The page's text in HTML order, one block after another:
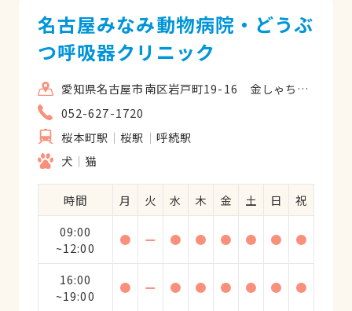
名古屋みなみ動物病院・どうぶ
つ呼吸器クリニック
愛知県名古屋市南区岩戸町19-16 金しゃちホーム1F
052-627-1720
桜本町駅
桜駅
呼続駅
犬
猫
時間 月 火 水 木 金 土 日
祝
09:00
~12:00
● ー ● ● ● ● ● ●
16:00
~19:00
● ー ● ● ● ● ●
●